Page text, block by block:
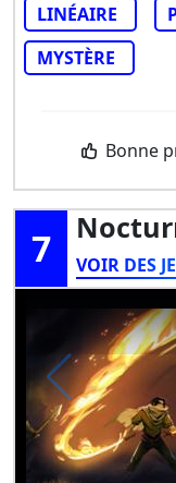
LINÉAIRE
MYSTÈRE
Bonne
7
VOIR DES